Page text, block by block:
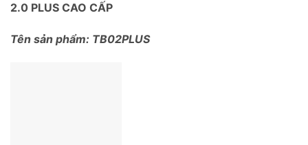
2.0 PLUS CAO CẤP
Tên sản phẩm: TB02PLUS